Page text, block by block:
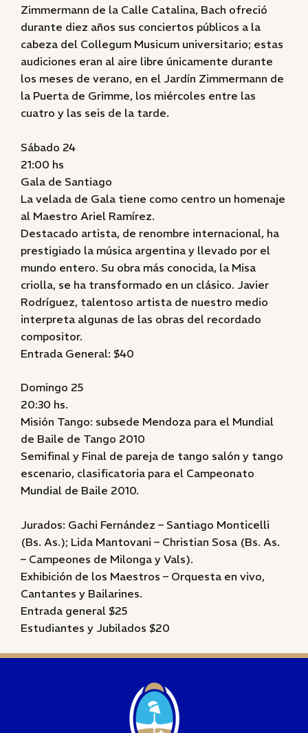
Zimmermann de la Calle Catalina, Bach ofreció
durante diez años sus conciertos públicos a la
cabeza del Collegum Musicum universitario; estas
audiciones eran al aire libre únicamente durante
los meses de verano, en el Jardín Zimmermann de
la Puerta de Grimme, los miércoles entre las
cuatro y las seis de la tarde.
Sábado 24
21:00 hs
Gala de Santiago
La velada de Gala tiene como centro un homenaje
al Maestro Ariel Ramírez.
Destacado artista, de renombre internacional, ha
prestigiado la música argentina y llevado por el
mundo entero. Su obra más conocida, la Misa
criolla, se ha transformado en un clásico. Javier
Rodríguez, talentoso artista de nuestro medio
interpreta algunas de las obras del recordado
compositor.
Entrada General: $40
Domingo 25
20:30 hs.
Misión Tango: subsede Mendoza para el Mundial
de Baile de Tango 2010
Semifinal y Final de pareja de tango salón y tango
escenario, clasificatoria para el Campeonato
Mundial de Baile 2010.
Jurados: Gachi Fernández – Santiago Monticelli
(Bs. As.); Lida Mantovani – Christian Sosa (Bs. As.
– Campeones de Milonga y Vals).
Exhibición de los Maestros – Orquesta en vivo,
Cantantes y Bailarines.
Entrada general $25
Estudiantes y Jubilados $20